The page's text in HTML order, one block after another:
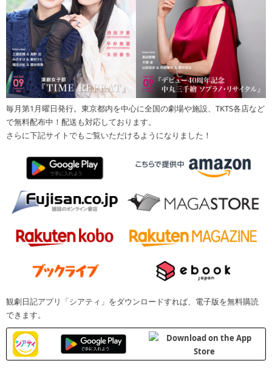
毎月第1月曜日発行。東京都内を中心に全国の劇場や施設、TKTS各店など
で無料配布中！配送も対応しております。
さらに下記サイトでもご覧いただけるようになりました！
観劇日記アプリ「シアティ」をダウンロードすれば、電子版を無料購読
できます。